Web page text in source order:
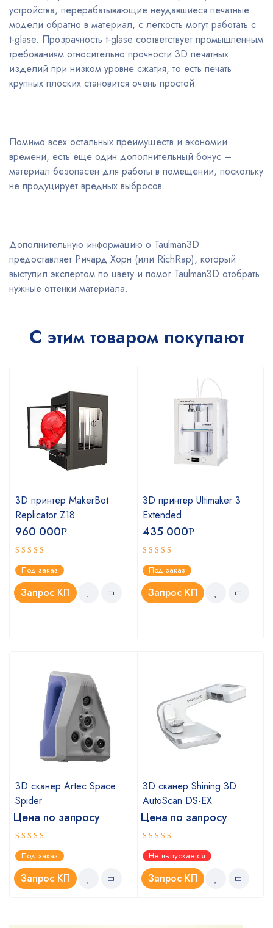
устройства, перерабатывающие неудавшиеся печатные
модели обратно в материал, с легкость могут работать с
t-glase. Прозрачность t-glase соответствует промышленным
требованиям относительно прочности 3D печатных
изделий при низком уровне сжатия, то есть печать
крупных плоских становится очень простой.
Помимо всех остальных преимуществ и экономии
времени, есть еще один дополнительный бонус –
материал безопасен для работы в помещении, поскольку
не продуцирует вредных выбросов.
Дополнительную информацию о Taulman3D
предоставляет Ричард Хорн (или RichRap), который
выступил экспертом по цвету и помог Taulman3D отобрать
нужные оттенки материала.
С этим товаром покупают
3D принтер MakerBot
Replicator Z18
960 000Р
Оценка
4.75из 5
Под заказ
Запрос КП
3D принтер Ultimaker 3
Extended
435 000Р
Оценка
5.00из 5
Под заказ
Запрос КП
3D сканер Artec Space
Spider
Цена по запросу
Оценка
5.00из 5
Под заказ
Запрос КП
3D сканер Shining 3D
AutoScan DS-EX
Цена по запросу
Оценка
4.67из 5
Не выпускается
Запрос КП